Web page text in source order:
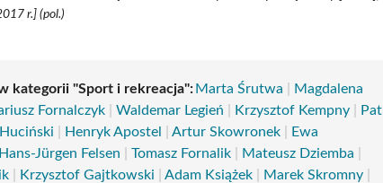
r.] (pol.)
kategorii "Sport i rekreacja":Marta Śrutwa
Magdalena
Fornalczyk |Waldemar Legień Krzysztof Kempny
Henryk Apostel |Artur Skowronek
Ewa
Hans-Jürgen Felsen |Tomasz Fornalik Mateusz Dziemba
Krzysztof Gajtkowski |Adam Książek Marek Skromny